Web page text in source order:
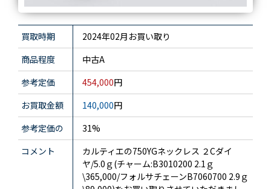
買取時期
2024年02月お買い取り
商品程度
中古A
参考定価
454,000円
お買取金額
140,000円
参考定価の
31%
コメント
カルティエの750YGネックレス ２Cダイ
ヤ/5.0ｇ(チャーム:B3010200 2.1ｇ
\365,000/フォルサチェーンB7060700 2.9ｇ